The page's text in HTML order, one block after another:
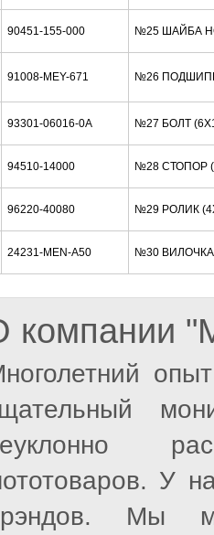
90451-155-000 №25 ШАЙБА
91008-MEY-671 №26
93301-06016-0A №27 БОЛТ
94510-14000 №28 СТОПОР
96220-40080 №29 РОЛИК
24231-MEN-A50 №30 ВИЛОЧКА
компании
У
Мы